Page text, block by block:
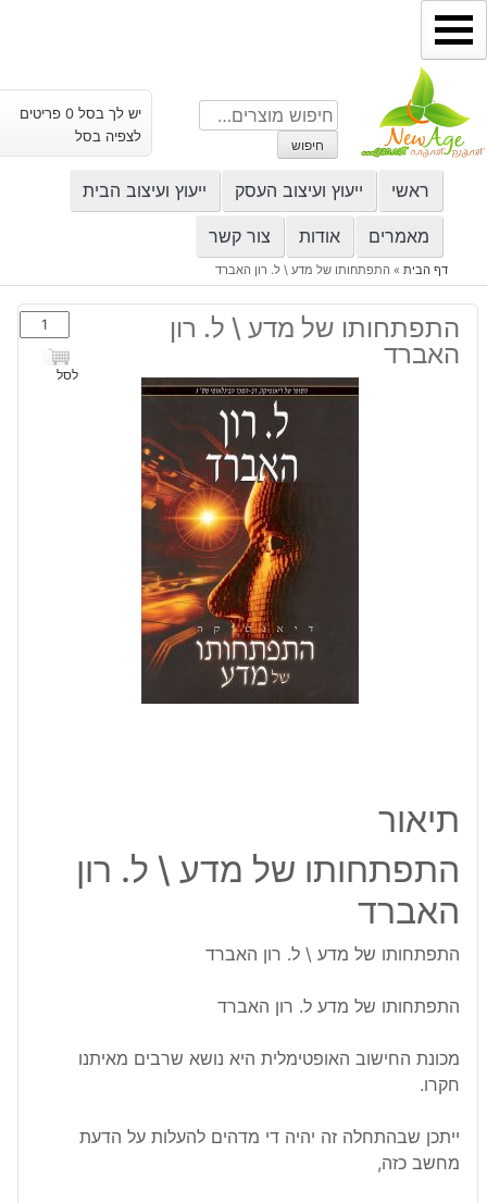
דילוג
לתוכן
חיפוש
עבור:
חיפוש
יש לך בסל 0 פריטים
לצפיה בסל
ראשי ייעוץ ועיצוב העסק ייעוץ ועיצוב הבית
מאמרים אודות צור קשר
דף הבית» התפתחותו של מדע \ ל. רון האברד
התפתחותו של מדע \ ל. רון
האברד
כמות
של
לסל
תיאור
התפתחותו של מדע \ ל. רון
האברד
התפתחותו של מדע \ ל. רון האברד
התפתחותו של מדע ל. רון האברד
מכונת החישוב האופטימלית היא נושא שרבים מאיתנו
חקרו.
ייתכן שבהתחלה זה יהיה די מדהים להעלות על הדעת
מחשב כזה,